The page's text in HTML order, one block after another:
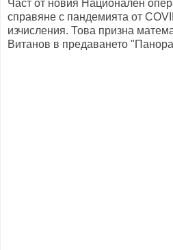
Част от новия Национален
справяне с пандемията от
изчисления. Това призна
Витанов в предаването